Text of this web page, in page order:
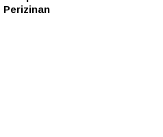
Perizinan